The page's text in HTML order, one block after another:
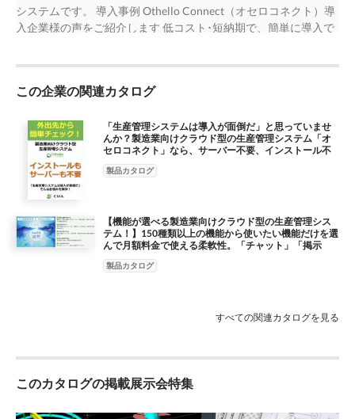
システムです。 導入事例 Othello Connect（オセロコネクト）導
入企業様の声をご紹介します 低コスト･短納期で、簡単に導入で
報が共有できず、都度現場と事務 所での確認が必要で、担当者
が多く、受注状況や納品状況が分からない為、問い合わせがある
度に事務所へ電話して状況を 確認する必要がありました。 エク
セルを使って受注、売り上げの管理をしていましたが、担当者し
か情報が分からないので、情報の共有、 進捗の確認がスムーズ
に出来ない問題を抱えていました。生産管理の導入も検討しまし
導入をためらっていました。 導入後はどうなりましたか︖ 「ク
ラウド」「生産管理」で検索したらオセロコネクトが目についた
ので問合せをしたところ、訪問、デモと ヒアリングを実施頂け
る事になりました。担当の営業が業務に詳しい事は勿論、クラウ
なりました。導入を決めたポイントは、「サーバーが要らない、
更新料も要らない」 「スマホで出荷状況が確認出来る」 「外出
は驚きました。 また、ガジェットとプッシュ通知があるので、
納期遅れを事前に確認出来、営業、事務所、現場での情報共有が
可能 になりました。ソフトウエアのアップデート作業も要らな
いので、使う事だけに専念できる、というのは余分な ストレス
この企業の関連カタログ
「生産管理システムは導入が面倒だ」と思っていませ
んか？製造業向けクラウド型の生産管理システム「オ
セロコネクト」なら、サーバー不要、インストール不
要で、インターネットが繋がればデバイスフリーで利
用可能。
製品カタログ
【機能が選べる製造業向けクラウド型の生産管理シス
テム！】150種類以上の機能から使いたい機能だけを選
んで月額料金で使える柔軟性。「チャット」「掲示
板」「スケジュール」なども標準機能で利用可能。
製品カタログ
すべての関連カタログを見る
このカタログの掲載展示会特集